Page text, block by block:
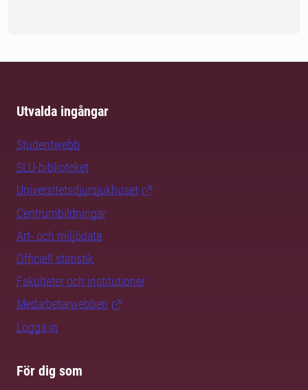
Utvalda ingångar
Studentwebb
SLU-biblioteket
Universitetsdjursjukhuset
Centrumbildningar
Art- och miljödata
Officiell statistik
Fakulteter och institutioner
Medarbetarwebben
Logga in
För dig som